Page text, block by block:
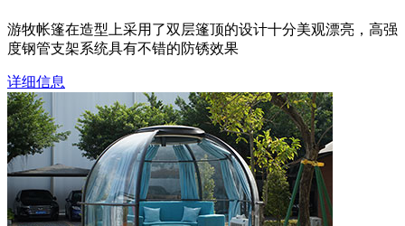
游牧帐篷在造型上采用了双层篷顶的设计十分美观漂亮，高强
度钢管支架系统具有不错的防锈效果
详细信息